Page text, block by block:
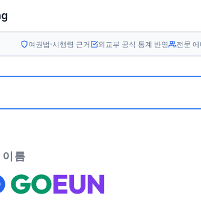
여권법·시행령 근거 외교부 공식 통계 반영 전문
름
GOEUN